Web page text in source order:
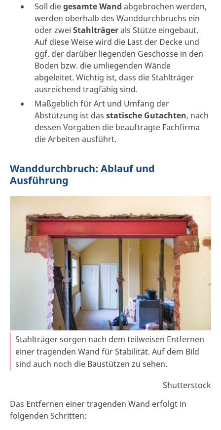
Soll diegesamte Wand abgebrochen werden,
werden oberhalb des Wanddurchbruchs ein
oder zwei Stahlträgerals Stütze eingebaut.
Auf diese Weise wird die Last der Decke und
ggf. der darüber liegenden Geschosse in den
Boden bzw. die umliegenden Wände
abgeleitet. Wichtig ist, dass die Stahlträger
ausreichend tragfähig sind.
Maßgeblich für Art und Umfang der
Abstützung ist das statische Gutachten, nach
dessen Vorgaben die beauftragte Fachfirma
die Arbeiten ausführt.
Wanddurchbruch: Ablauf und
Ausführung
Stahlträger sorgen nach dem teilweisen Entfernen
einer tragenden Wand für Stabilität. Auf dem Bild
sind auch noch die Baustützen zu sehen.
Shutterstock
Das Entfernen einer tragenden Wand erfolgt in
folgenden Schritten: